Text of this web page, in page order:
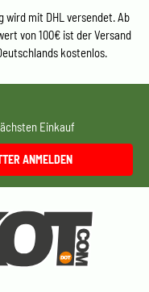
wird mit DHL versendet. Ab
von 100€ ist der Versand
kostenlos.
Einkauf
ANMELDEN